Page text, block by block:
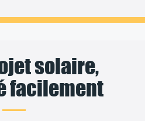
solaire,
facilement